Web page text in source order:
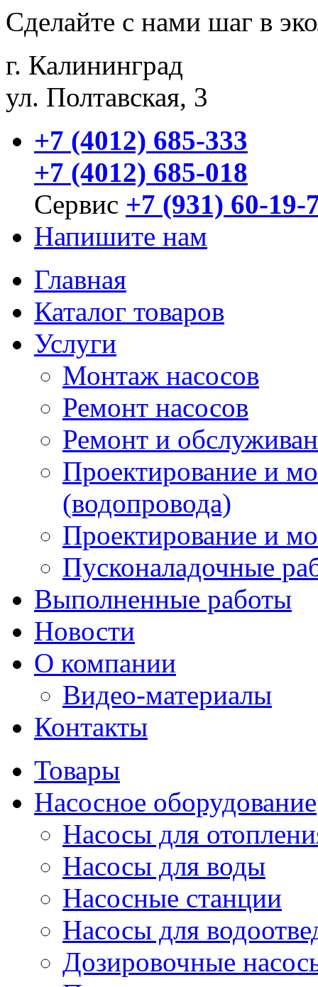
Сделайте с нами шаг в
г. Калининград
ул. Полтавская, 3
+7 (4012) 685-333
+7 (4012) 685-018
Сервис +7 (931) 60-19-
Напишите нам
Главная
Каталог товаров
Услуги
Монтаж насосов
Ремонт насосов
Ремонт и
Проектирование и
(водопровода)
Проектирование и
Пусконаладочные
Выполненные работы
Новости
О компании
Видео-материалы
Контакты
Товары
Насосное оборудование
Насосы для
Насосы для воды
Насосные станции
Насосы для
Дозировочные